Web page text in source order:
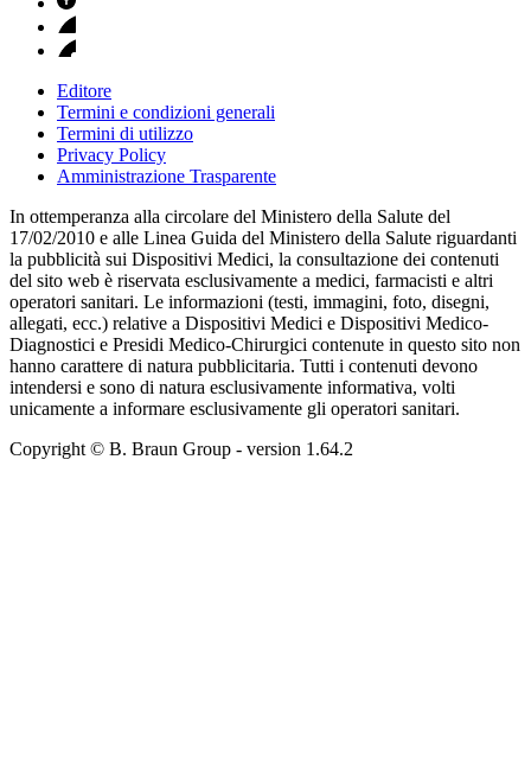
Editore
Termini e condizioni generali
Termini di utilizzo
Privacy Policy
Amministrazione Trasparente
In ottemperanza alla circolare del Ministero della Salute del
17/02/2010 e alle Linea Guida del Ministero della Salute riguardanti
la pubblicità sui Dispositivi Medici, la consultazione dei contenuti
del sito web è riservata esclusivamente a medici, farmacisti e altri
operatori sanitari. Le informazioni (testi, immagini, foto, disegni,
allegati, ecc.) relative a Dispositivi Medici e Dispositivi Medico-
Diagnostici e Presidi Medico-Chirurgici contenute in questo sito non
hanno carattere di natura pubblicitaria. Tutti i contenuti devono
intendersi e sono di natura esclusivamente informativa, volti
unicamente a informare esclusivamente gli operatori sanitari.
Copyright © B. Braun Group - version 1.64.2